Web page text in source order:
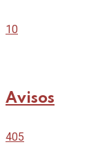
10
Avisos
405